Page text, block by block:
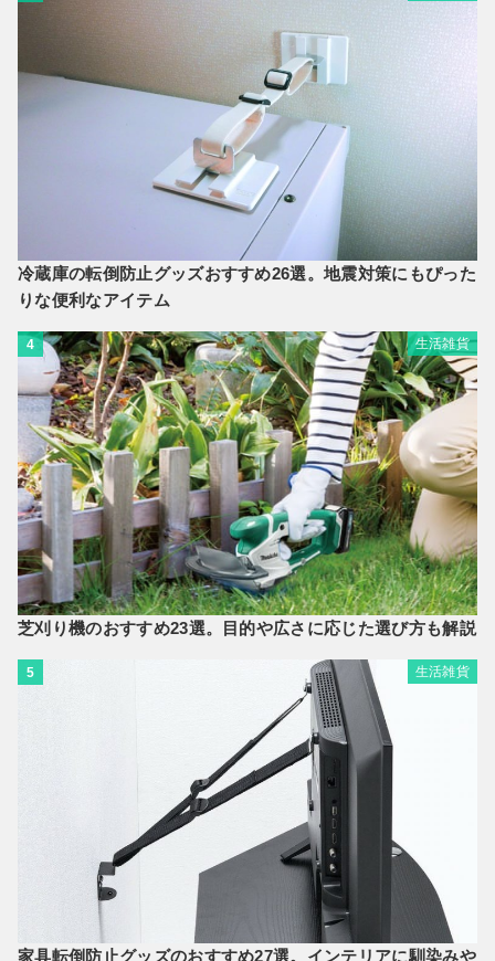
冷蔵庫の転倒防止グッズおすすめ26選。地震対策にもぴった
りな便利なアイテム
4 生活雑貨
芝刈り機のおすすめ23選。目的や広さに応じた選び方も解説
5 生活雑貨
家具転倒防止グッズのおすすめ27選。インテリアに馴染みや